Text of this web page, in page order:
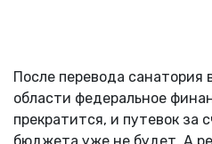
После перевода санатория
области федеральное
прекратится, и путевок за